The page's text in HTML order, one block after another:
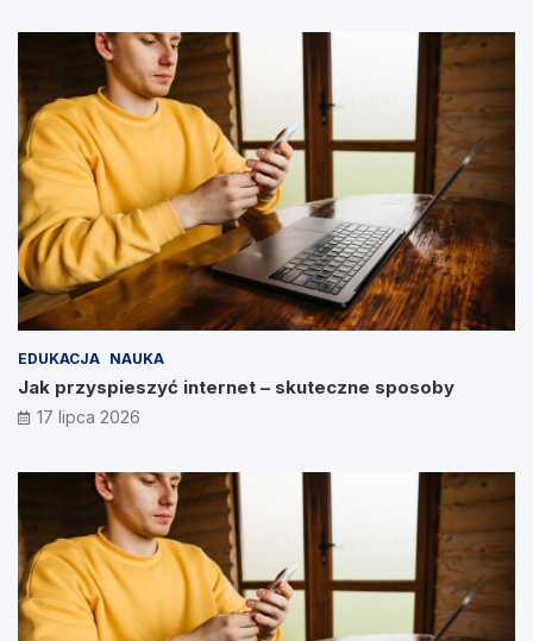
EDUKACJA NAUKA
Jak przyspieszyć internet – skuteczne sposoby
17 lipca 2026